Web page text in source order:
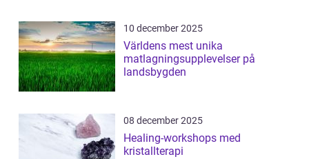
10 december 2025
Världens mest unika
matlagningsupplevelser på
landsbygden
08 december 2025
Healing-workshops med
kristallterapi